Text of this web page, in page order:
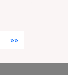
»»